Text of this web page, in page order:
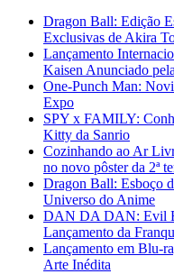
Dragon Ball: Edição
Exclusivas de Akira
Lançamento
Kaisen Anunciado
One-Punch Man:
Expo
SPY x FAMILY:
Kitty da Sanrio
Cozinhando ao Ar
no novo pôster da 2ª
Dragon Ball: Esboço
Universo do Anime
DAN DA DAN: Evil
Lançamento da
Lançamento em Blu-
Arte Inédita